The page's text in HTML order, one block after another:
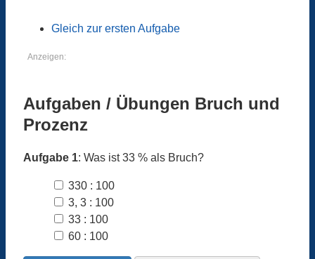
Gleich zur ersten Aufgabe
Anzeigen:
Aufgaben / Übungen Bruch und
Prozenz
Aufgabe 1: Was ist 33 % als Bruch?
330 : 100
3, 3 : 100
33 : 100
60 : 100